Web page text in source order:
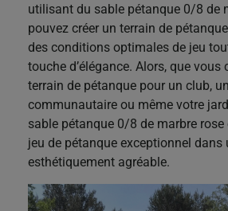
utilisant du sable pétanque 0/8 de
pouvez créer un terrain de
des conditions optimales de jeu
touche d’élégance. Alors, que vous
terrain de pétanque pour un club,
communautaire ou même votre
sable pétanque 0/8 de marbre rose
jeu de pétanque exceptionnel dans
esthétiquement agréable.